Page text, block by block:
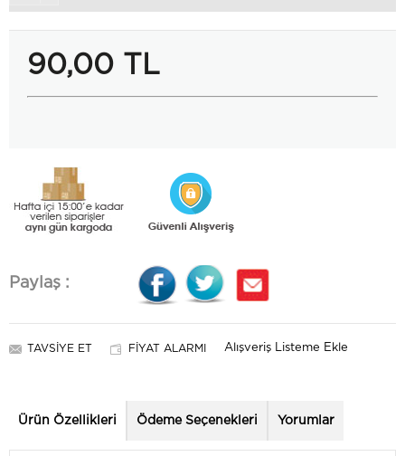
90,00 TL
Paylaş :
TAVSIYE ET FIYAT ALARMI Alışveriş Listeme Ekle
Ürün Özellikleri Ödeme Seçenekleri Yorumlar